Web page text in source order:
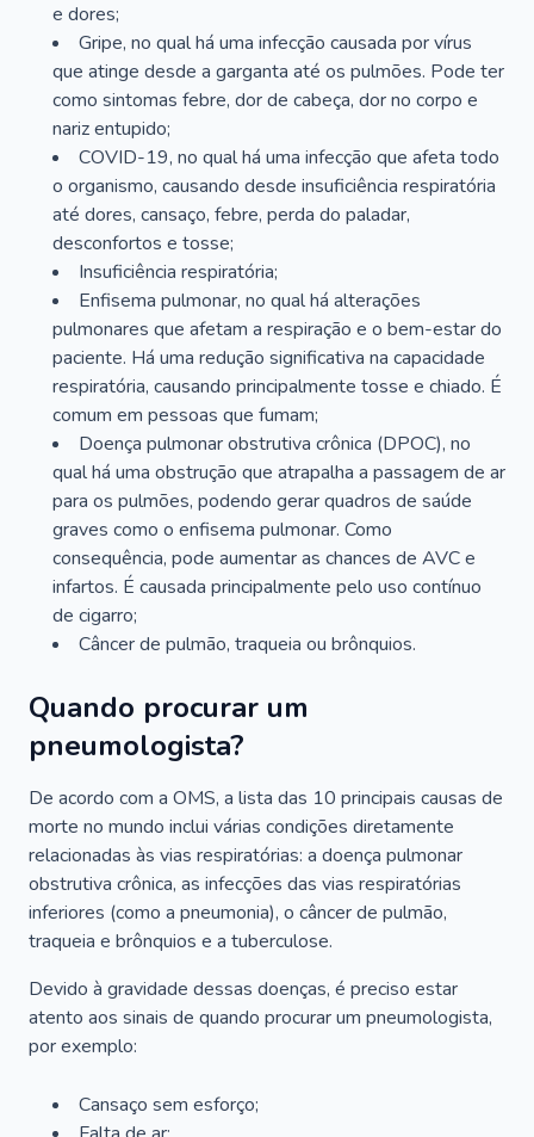
e dores;
Gripe, no qual há uma infecção causada por vírus
que atinge desde a garganta até os pulmões. Pode ter
como sintomas febre, dor de cabeça, dor no corpo e
nariz entupido;
COVID-19, no qual há uma infecção que afeta todo
o organismo, causando desde insuficiência respiratória
até dores, cansaço, febre, perda do paladar,
desconfortos e tosse;
Insuficiência respiratória;
Enfisema pulmonar, no qual há alterações
pulmonares que afetam a respiração e o bem-estar do
paciente. Há uma redução significativa na capacidade
respiratória, causando principalmente tosse e chiado. É
comum em pessoas que fumam;
Doença pulmonar obstrutiva crônica (DPOC), no
qual há uma obstrução que atrapalha a passagem de ar
para os pulmões, podendo gerar quadros de saúde
graves como o enfisema pulmonar. Como
consequência, pode aumentar as chances de AVC e
infartos. É causada principalmente pelo uso contínuo
de cigarro;
Câncer de pulmão, traqueia ou brônquios.
Quando procurar um
pneumologista?
De acordo com a OMS, a lista das 10 principais causas de
morte no mundo inclui várias condições diretamente
relacionadas às vias respiratórias: a doença pulmonar
obstrutiva crônica, as infecções das vias respiratórias
inferiores (como a pneumonia), o câncer de pulmão,
traqueia e brônquios e a tuberculose.
Devido à gravidade dessas doenças, é preciso estar
atento aos sinais de quando procurar um pneumologista,
por exemplo:
Cansaço sem esforço;